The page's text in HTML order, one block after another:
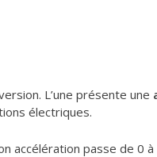
L’une présente une
électriques.
accélération passe de 0